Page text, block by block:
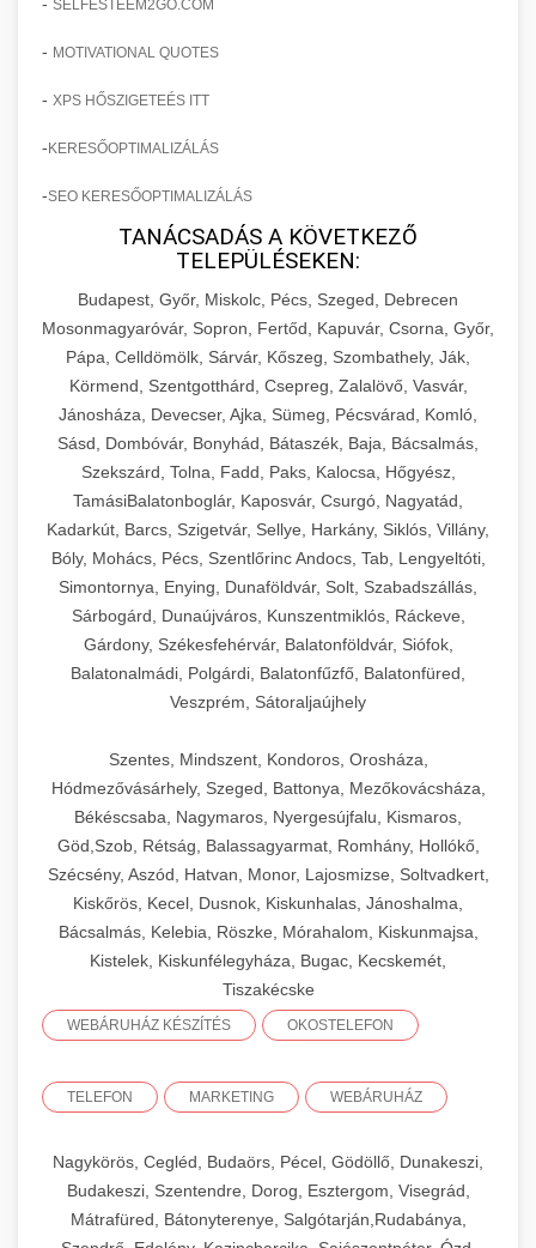
SELFESTEEM2GO.COM
- MOTIVATIONAL QUOTES
- XPS HŐSZIGETEÉS ITT
- KERESŐOPTIMALIZÁLÁS
-SEO KERESŐOPTIMALIZÁLÁS
TANÁCSADÁS A KÖVETKEZŐ
TELEPÜLÉSEKEN:
Budapest, Győr, Miskolc, Pécs, Szeged, Debrecen
Mosonmagyaróvár, Sopron, Fertőd, Kapuvár, Csorna, Győr,
Pápa, Celldömölk, Sárvár, Kőszeg, Szombathely, Ják,
Körmend, Szentgotthárd, Csepreg, Zalalövő, Vasvár,
Jánosháza, Devecser, Ajka, Sümeg, Pécsvárad, Komló,
Sásd, Dombóvár, Bonyhád, Bátaszék, Baja, Bácsalmás,
Szekszárd, Tolna, Fadd, Paks, Kalocsa, Hőgyész,
TamásiBalatonboglár, Kaposvár, Csurgó, Nagyatád,
Kadarkút, Barcs, Szigetvár, Sellye, Harkány, Siklós, Villány,
Bóly, Mohács, Pécs, Szentlőrinc Andocs, Tab, Lengyeltóti,
Simontornya, Enying, Dunaföldvár, Solt, Szabadszállás,
Sárbogárd, Dunaújváros, Kunszentmiklós, Ráckeve,
Gárdony, Székesfehérvár, Balatonföldvár, Siófok,
Balatonalmádi, Polgárdi, Balatonfűzfő, Balatonfüred,
Veszprém, Sátoraljaújhely
Szentes, Mindszent, Kondoros, Orosháza,
Hódmezővásárhely, Szeged, Battonya, Mezőkovácsháza,
Békéscsaba, Nagymaros, Nyergesújfalu, Kismaros,
Göd,Szob, Rétság, Balassagyarmat, Romhány, Hollókő,
Szécsény, Aszód, Hatvan, Monor, Lajosmizse, Soltvadkert,
Kiskőrös, Kecel, Dusnok, Kiskunhalas, Jánoshalma,
Bácsalmás, Kelebia, Röszke, Mórahalom, Kiskunmajsa,
Kistelek, Kiskunfélegyháza, Bugac, Kecskemét,
Tiszakécske
WEBÁRUHÁZ KÉSZÍTÉS OKOSTELEFON
TELEFON MARKETING WEBÁRUHÁZ
Nagykörös, Cegléd, Budaörs, Pécel, Gödöllő, Dunakeszi,
Budakeszi, Szentendre, Dorog, Esztergom, Visegrád,
Mátrafüred, Bátonyterenye, Salgótarján,Rudabánya,